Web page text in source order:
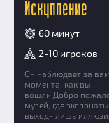
Искупление
60 минут
2-10 игроков
Он наблюдает за
момента, как вы
вошли:Добро
музей, где
выход- лишь